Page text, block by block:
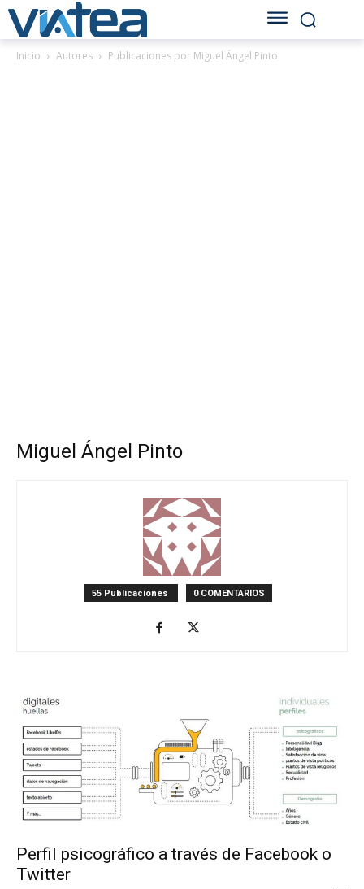
Inicio Autores Publicaciones por Miguel Ángel Pinto
Miguel Ángel Pinto
55 Publicaciones 0 COMENTARIOS
Perfil psicográfico a través de Facebook o
Twitter